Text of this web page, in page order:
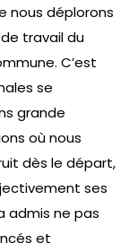
nous déplorons
travail du
C’est
se
grande
où nous
dès le départ,
ses
admis ne pas
et